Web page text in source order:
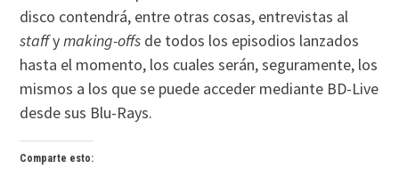
disco contendrá, entre otras cosas, entrevistas al
staffymaking-offs de todos los episodios lanzados
hasta el momento, los cuales serán, seguramente, los
mismos a los que se puede acceder mediante BD-Live
desde sus Blu-Rays.
Comparte esto: